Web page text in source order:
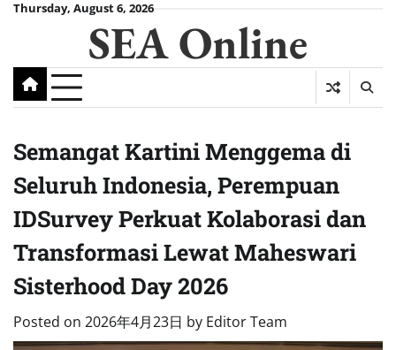
SkipThursday, August 6, 2026
SEA Online
Semangat Kartini Menggema di
Seluruh Indonesia, Perempuan
IDSurvey Perkuat Kolaborasi dan
Transformasi Lewat Maheswari
Sisterhood Day 2026
Posted on 2026年4月23日 by Editor Team